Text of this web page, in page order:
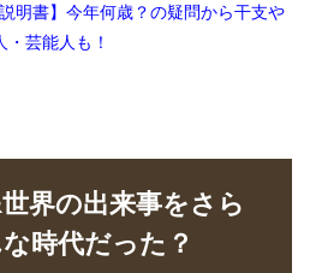
明書】今年何歳？の疑問から干支や
芸能人も！
界の出来事をさら
時代だった？